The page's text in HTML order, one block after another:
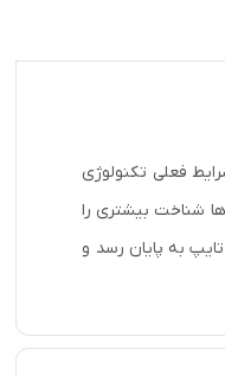
فعلی تکنولوژی
شناخت بیشتری را
به پایان رسد و